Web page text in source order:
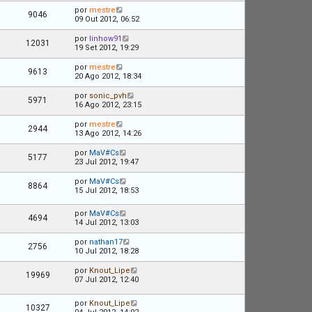
9046 por mestre
09 Out 2012, 06:52
12031 por linhow91
19 Set 2012, 19:29
9613 por mestre
20 Ago 2012, 18:34
5971 por sonic_pvh
16 Ago 2012, 23:15
2944 por mestre
13 Ago 2012, 14:26
5177 por MaV#Cs
23 Jul 2012, 19:47
8864 por MaV#Cs
15 Jul 2012, 18:53
4694 por MaV#Cs
14 Jul 2012, 13:03
2756 por nathan17
10 Jul 2012, 18:28
19969 por Knout_Lipe
07 Jul 2012, 12:40
10327 por Knout_Lipe